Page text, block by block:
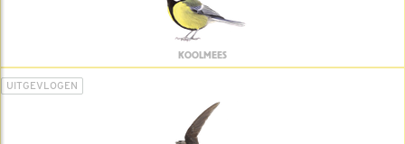
KOOLMEES
UITGEVLOGEN